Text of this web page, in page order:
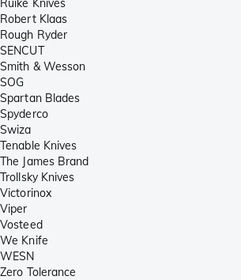
Ruike Knives
Robert Klaas
Rough Ryder
SENCUT
Smith & Wesson
SOG
Spartan Blades
Spyderco
Swiza
Tenable Knives
The James Brand
Trollsky Knives
Victorinox
Viper
Vosteed
We Knife
WESN
Zero Tolerance